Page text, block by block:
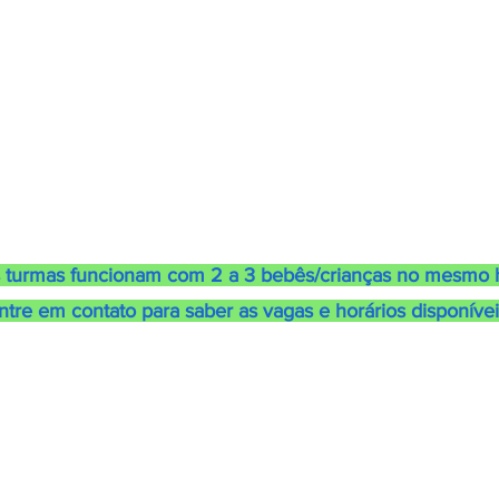
turmas funcionam com 2 a 3 bebês/crianças no mesmo
em contato para saber as vagas e horários